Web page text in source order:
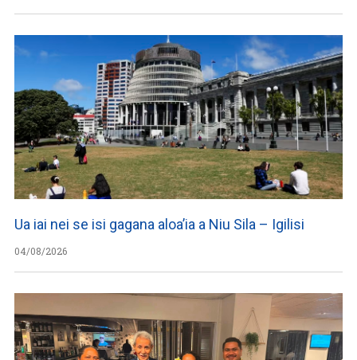
Ua iai nei se isi gagana aloa’ia a Niu Sila – Igilisi
04/08/2026